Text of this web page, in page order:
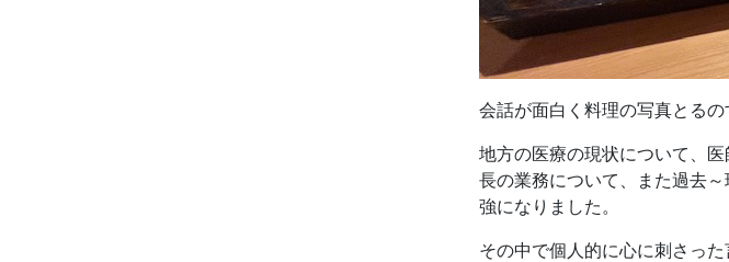
会話が面白く料理の写真とる
地方の医療の現状について、
長の業務について、また過去
強になりました。
その中で個人的に心に刺さっ